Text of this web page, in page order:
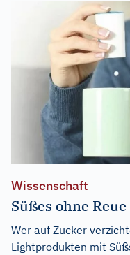
Wissenschaft
Süßes ohne Reue
Wer auf Zucker
Lightprodukten mit